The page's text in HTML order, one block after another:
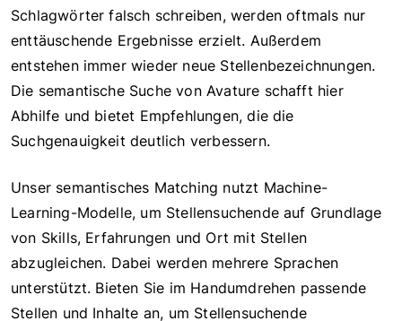
Schlagwörter falsch schreiben, werden oftmals nur
enttäuschende Ergebnisse erzielt. Außerdem
entstehen immer wieder neue Stellenbezeichnungen.
Die semantische Suche von Avature schafft hier
Abhilfe und bietet Empfehlungen, die die
Suchgenauigkeit deutlich verbessern.
Unser semantisches Matching nutzt Machine-
Learning-Modelle, um Stellensuchende auf Grundlage
von Skills, Erfahrungen und Ort mit Stellen
abzugleichen. Dabei werden mehrere Sprachen
unterstützt. Bieten Sie im Handumdrehen passende
Stellen und Inhalte an, um Stellensuchende